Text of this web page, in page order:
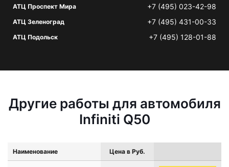
АТЦ Проспект Мира +7 (495) 023-42-98
АТЦ Зеленоград +7 (495) 431-00-33
АТЦ Подольск +7 (495) 128-01-88
Другие работы для автомобиля
Infiniti Q50
Наименование Цена в Руб.